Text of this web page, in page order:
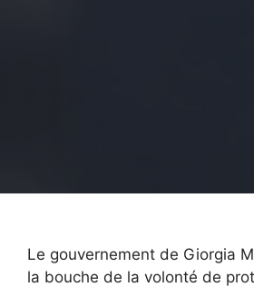
Le gouvernement de Giorgia
la bouche de la volonté de